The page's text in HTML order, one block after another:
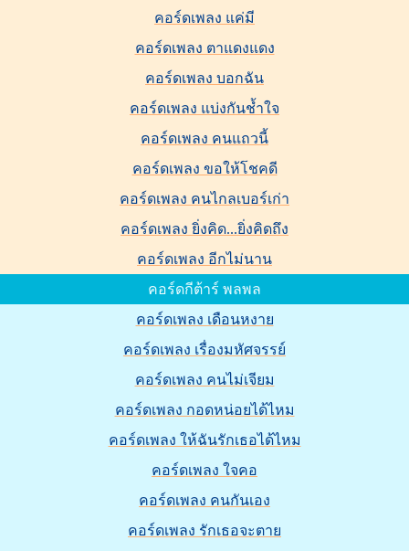
คอร์ดเพลง แค่มี
คอร์ดเพลง ตาแดงแดง
คอร์ดเพลง บอกฉัน
คอร์ดเพลง แบ่งกันช้ำใจ
คอร์ดเพลง คนแถวนี้
คอร์ดเพลง ขอให้โชคดี
คอร์ดเพลง คนไกลเบอร์เก่า
คอร์ดเพลง ยิ่งคิด...ยิ่งคิดถึง
คอร์ดเพลง อีกไม่นาน
คอร์ดกีต้าร์ พลพล
คอร์ดเพลง เดือนหงาย
คอร์ดเพลง เรื่องมหัศจรรย์
คอร์ดเพลง คนไม่เจียม
คอร์ดเพลง กอดหน่อยได้ไหม
คอร์ดเพลง ให้ฉันรักเธอได้ไหม
คอร์ดเพลง ใจคอ
คอร์ดเพลง คนกันเอง
คอร์ดเพลง รักเธอจะตาย